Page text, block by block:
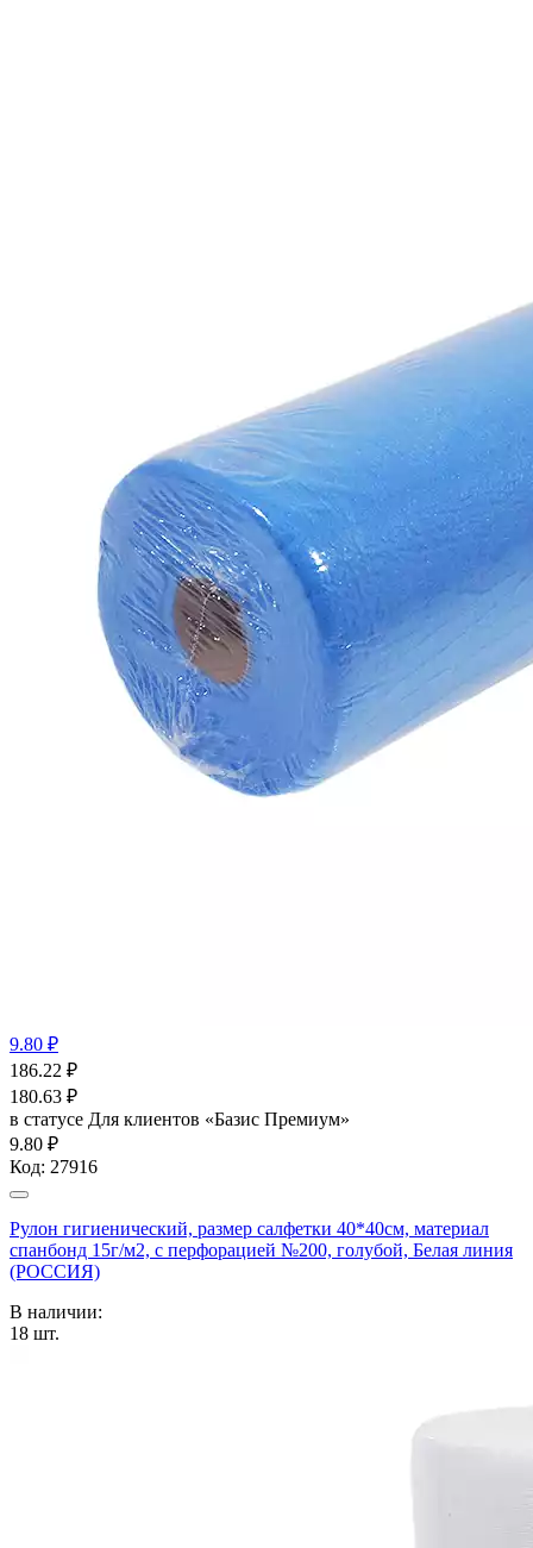
9.80 ₽
186.22 ₽
180.63 ₽
в статусе Для клиентов «Базис Премиум»
9.80 ₽
Код: 27916
Рулон гигиенический, размер салфетки 40*40см, материал
спанбонд 15г/м2, с перфорацией №200, голубой, Белая линия
(РОССИЯ)
В наличии:
18 шт.